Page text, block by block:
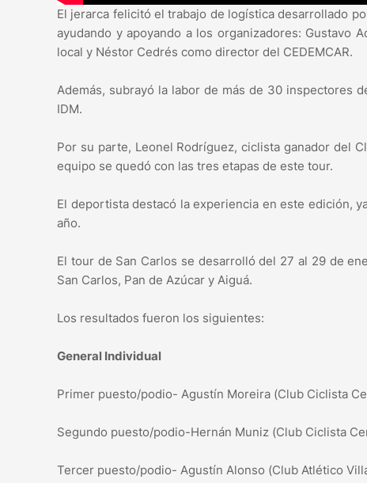
El jerarca felicitó el trabajo de logística desarrollado
ayudando y apoyando a los organizadores: Gustavo
local y Néstor Cedrés como director del CEDEMCAR.
Además, subrayó la labor de más de 30 inspectores
IDM.
Por su parte, Leonel Rodríguez, ciclista ganador del
equipo se quedó con las tres etapas de este tour.
El deportista destacó la experiencia en este edición,
año.
El tour de San Carlos se desarrolló del 27 al 29 de
San Carlos, Pan de Azúcar y Aiguá.
Los resultados fueron los siguientes:
General Individual
Primer puesto/podio- Agustín Moreira (Club Ciclista
Segundo puesto/podio-Hernán Muniz (Club Ciclista
Tercer puesto/podio- Agustín Alonso (Club Atlético